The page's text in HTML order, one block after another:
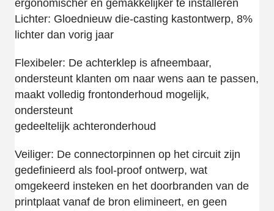
ergonomischer en gemakkelijker te installeren
Lichter: Gloednieuw die-casting kastontwerp, 8%
lichter dan vorig jaar
Flexibeler: De achterklep is afneembaar,
ondersteunt klanten om naar wens aan te passen,
maakt volledig frontonderhoud mogelijk,
ondersteunt
gedeeltelijk achteronderhoud
Veiliger: De connectorpinnen op het circuit zijn
gedefinieerd als fool-proof ontwerp, wat
omgekeerd insteken en het doorbranden van de
printplaat vanaf de bron elimineert, en geen